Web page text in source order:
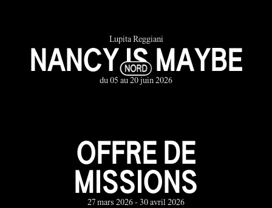
Lupita Reggiani
NANCY IS MAYBE
du 05 au 20 juin 2026
OFFRE DE
MISSIONS
27 mars 2026 - 30 avril 2026